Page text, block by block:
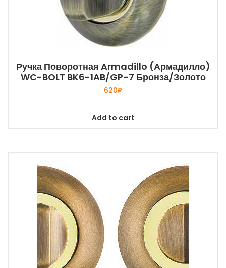
Ручка Поворотная Armadillo (Армадилло)
WC-BOLT BK6-1AB/GP-7 Бронза/золото
620₽
Add to cart